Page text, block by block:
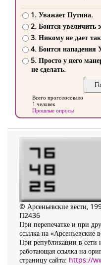
1. Уважает Путина.
2. Боится увеличить
3. Никому не дает
4. Боится
5. Просто у него
не сделать.
Всего проголосовало
1 человек
Прошлые опросы
© Арсеньевские вести,
П2436
При перепечатке и при
ссылка на «Арсеньевские
При републикации в сети
работающая ссылка на
страницу сайта: https://